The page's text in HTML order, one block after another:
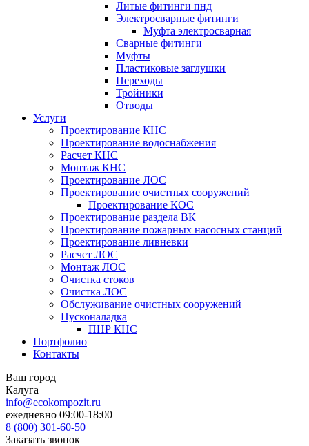
Литые фитинги пнд
Электросварные фитинги
Муфта электросварная
Сварные фитинги
Муфты
Пластиковые заглушки
Переходы
Тройники
Отводы
Услуги
Проектирование КНС
Проектирование водоснабжения
Расчет КНС
Монтаж КНС
Проектирование ЛОС
Проектирование очистных сооружений
Проектирование КОС
Проектирование раздела ВК
Проектирование пожарных насосных станций
Проектирование ливневки
Расчет ЛОС
Монтаж ЛОС
Очистка стоков
Очистка ЛОС
Обслуживание очистных сооружений
Пусконаладка
ПНР КНС
Портфолио
Контакты
Ваш город
Калуга
info@ecokompozit.ru
ежедневно 09:00-18:00
8 (800) 301-60-50
Заказать звонок